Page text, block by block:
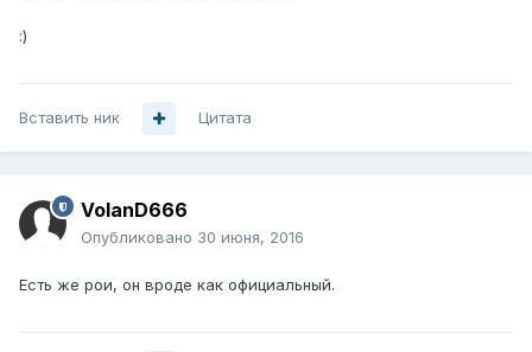
:)
Вставить ник Цитата
VolanD666
Опубликовано 30 июня, 2016
Есть же рои, он вроде как официальный.